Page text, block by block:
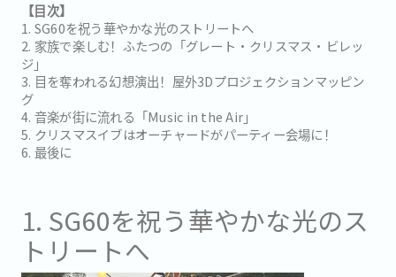
【目次】
1. SG60を祝う華やかな光のストリートへ
2. 家族で楽しむ！ふたつの「グレート・クリスマス・ビレッ
ジ」
3. 目を奪われる幻想演出！屋外3Dプロジェクションマッピン
グ
4. 音楽が街に流れる「Music in the Air」
5. クリスマスイブはオーチャードがパーティー会場に！
6. 最後に
1. SG60を祝う華やかな光のス
トリートへ